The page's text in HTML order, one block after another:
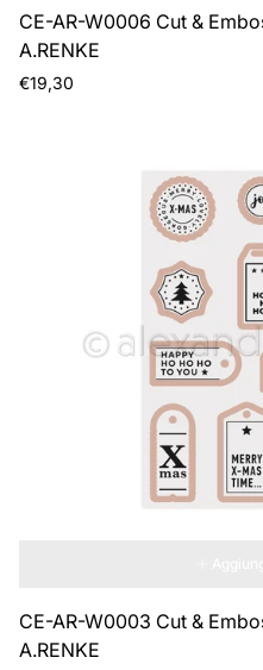
CE-AR-W0006 Cut &
A.RENKE
Prezzo
€19,30
CE-AR-W0003 Cut &
A.RENKE